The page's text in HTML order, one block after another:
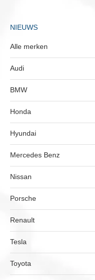
NIEUWS
Alle merken
Audi
BMW
Honda
Hyundai
Mercedes Benz
Nissan
Porsche
Renault
Tesla
Toyota